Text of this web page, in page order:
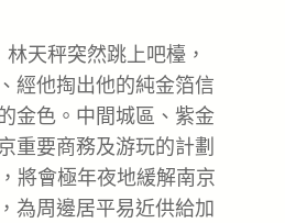
天秤突然跳上吧檯，
經他掏出他的純金箔信
金色。中間城區、紫金
重要商務及游玩的計劃
將會極年夜地緩解南京
為周邊居平易近供給加